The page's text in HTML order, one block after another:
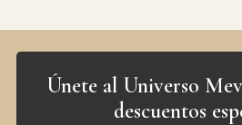
Únete al Universo
descuentos